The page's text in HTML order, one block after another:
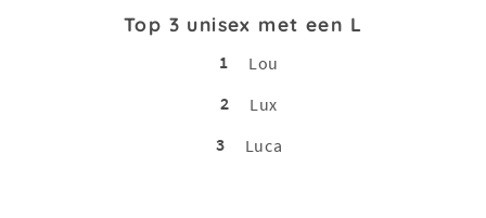
Top 3 unisex met een L
1
Lou
2
Lux
3
Luca